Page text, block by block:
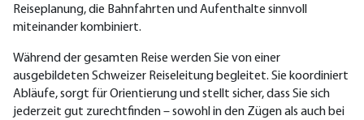
Reiseplanung, die Bahnfahrten und Aufenthalte sinnvoll
miteinander kombiniert.
Während der gesamten Reise werden Sie von einer
ausgebildeten Schweizer Reiseleitung begleitet. Sie koordiniert
Abläufe, sorgt für Orientierung und stellt sicher, dass Sie sich
jederzeit gut zurechtfinden – sowohl in den Zügen als auch bei